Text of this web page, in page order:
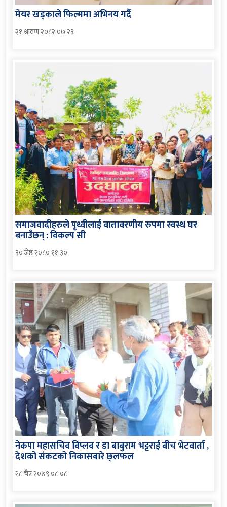
मेयर खड्काले फिल्ममा अभिनय गर्दै
२१ श्रावण २०८२ ०७:२३
समाजवादीहरुले पृथ्वीलाई वातावरणीय रुपमा स्वस्थ घर
बनाउँछन् : विकल्प सी
३० जेष्ठ २०८० ११:३०
नेकपा महासचिव विप्लव र डा बाबुराम भट्टराई बीच भेटवार्ता ,
देशको संकटको निकासबारे छ्लफल
२८ चैत्र २०७९ ०८:०८